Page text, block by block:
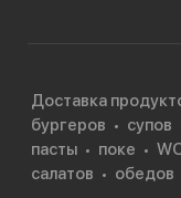
Доставка
бургеров
супов
пасты
поке
салатов
обедов